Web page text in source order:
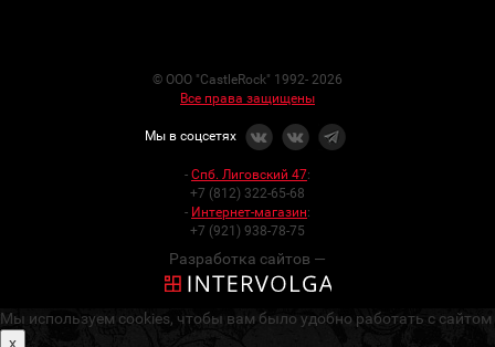
© ООО "CastleRock" 1992- 2026
Все права защищены
Мы в соцсетях
- Спб. Лиговский 47:
+7 (812) 322-65-68
- Интернет-магазин:
+7 (921) 938-78-75
Разработка сайтов —
Мы используем cookies, чтобы вам было удобно работать с сайтом
x